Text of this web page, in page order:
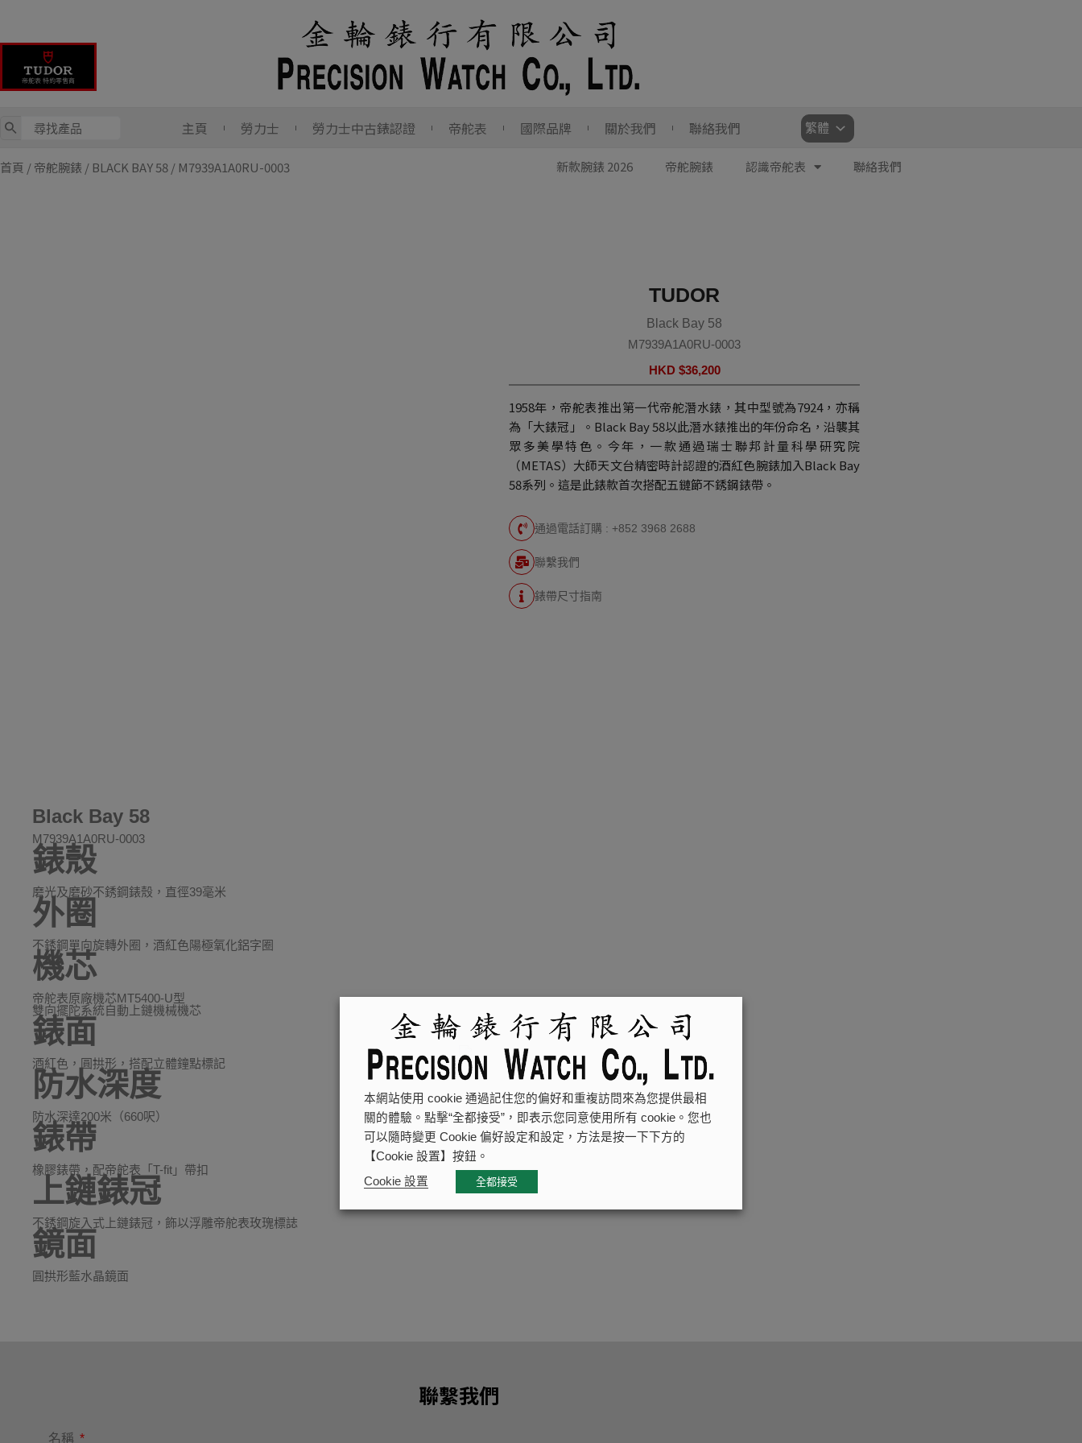
content
主頁 勞力士 勞力士中古錶認證 帝舵表 國際品牌 關於我們 聯絡我們
Choose
a
language
首頁 /帝舵腕錶 / BLACK BAY 58/ M7939A1A0RU-0003 新款腕錶 2026 帝舵腕錶 認識帝舵表 聯絡我們
TUDOR
Black Bay 58
M7939A1A0RU-0003
HKD $36,200
1958年，帝舵表推出第一代帝舵潛水錶，其中型號為7924，亦稱
為「大錶冠」。Black Bay 58以此潛水錶推出的年份命名，沿襲其
眾多美學特色。今年，一款通過瑞士聯邦計量科學研究院
（METAS）大師天文台精密時計認證的酒紅色腕錶加入Black Bay
58系列。這是此錶款首次搭配五鏈節不銹鋼錶帶。
通過電話訂購 : +852 3968 2688
聯繫我們
錶帶尺寸指南
Black Bay 58
M7939A1A0RU-0003
錶殼
磨光及磨砂不銹鋼錶殼，直徑39毫米
外圈
不銹鋼單向旋轉外圈，酒紅色陽極氧化鋁字圈
機芯
帝舵表原廠機芯MT5400-U型
雙向擺陀系統自動上鏈機械機芯
錶面
酒紅色，圓拱形，搭配立體鐘點標記
防水深度
防水深達200米（660呎）
錶帶
橡膠錶帶，配帝舵表「T-fit」帶扣
上鏈錶冠
不銹鋼旋入式上鏈錶冠，飾以浮雕帝舵表玫瑰標誌
鏡面
圓拱形藍水晶鏡面
聯繫我們
名稱
本網站使用 cookie 通過記住您的偏好和重複訪問來為您提供最相
關的體驗。點擊“全都接受”，即表示您同意使用所有 cookie。您也
可以隨時變更 Cookie 偏好設定和設定，方法是按一下下方的
【Cookie 設置】按鈕。
Cookie 設置
全都接受